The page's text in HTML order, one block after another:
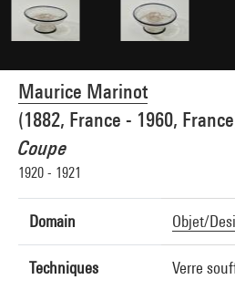
Maurice Marinot
(1882, France - 1960,
Coupe
1920 - 1921
Domain Objet/
Techniques Verre
Image presentation :
GrandPalaisRmnPhoto